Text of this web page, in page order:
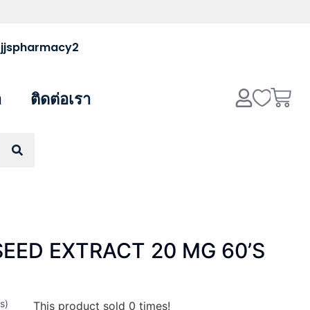
ติดต่อเรา
EXTRACT 20 MG 60’S
This product sold 0times!